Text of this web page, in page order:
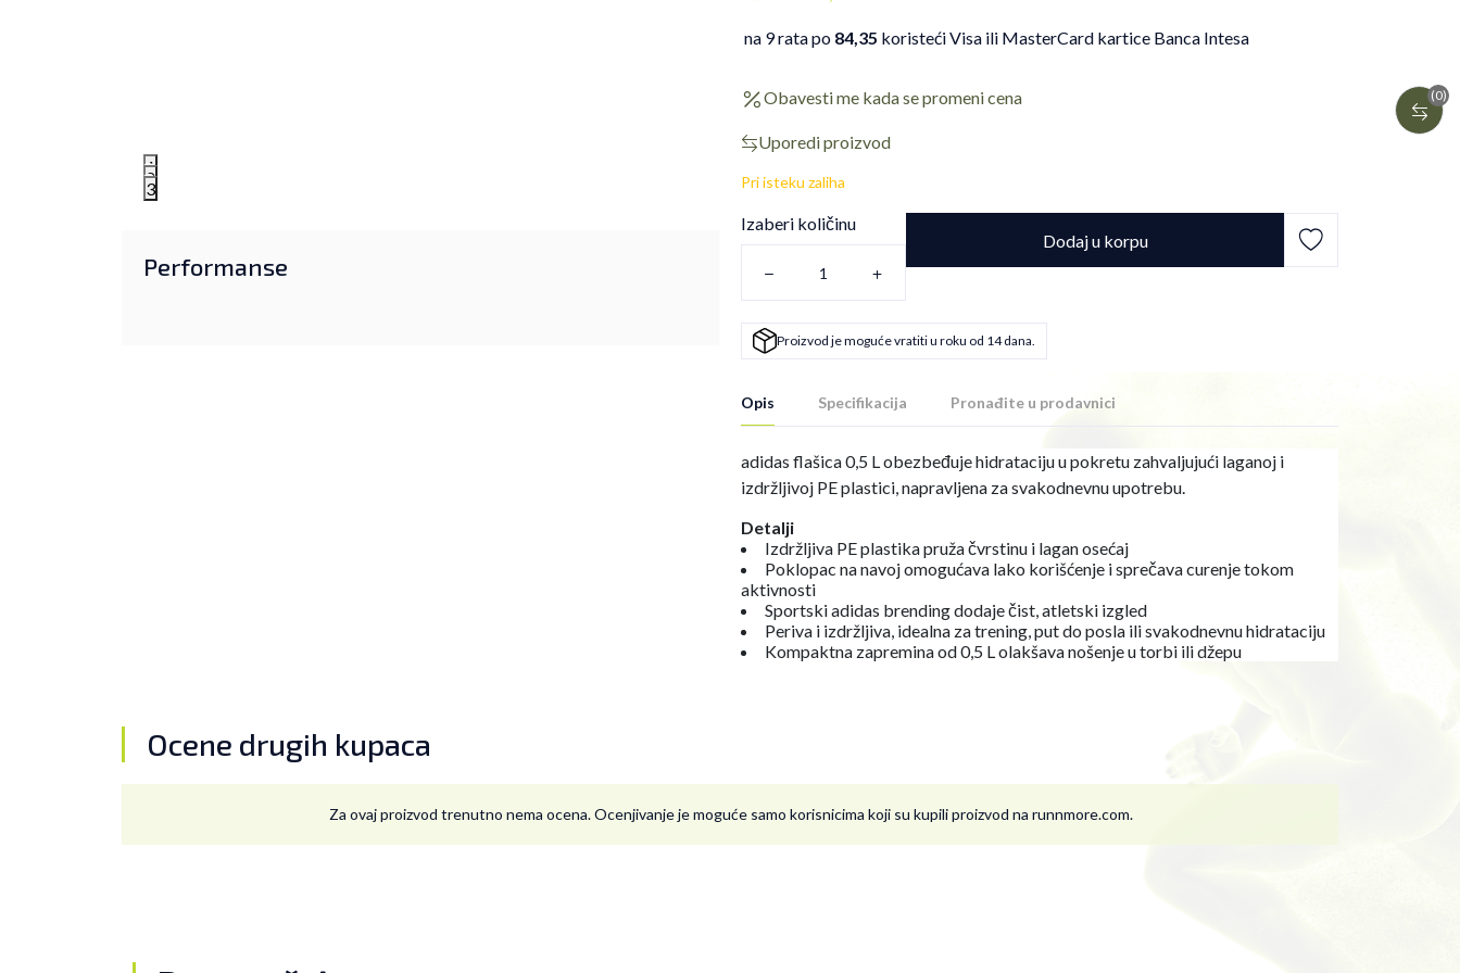
(0)
1
2
3
Performanse
na 9 rata po 84,35 koristeći Visa ili MasterCard kartice Banca Intesa
Obavesti me kada se promeni cena
Uporedi proizvod
Pri isteku zaliha
Izaberi količinu
Dodaj u korpu
Proizvod je moguće vratiti u roku od 14 dana.
Opis Specifikacija Pronađite u prodavnici
adidas flašica 0,5 L obezbeđuje hidrataciju u pokretu zahvaljujući laganoj i
izdržljivoj PE plastici, napravljena za svakodnevnu upotrebu.
Detalji
Izdržljiva PE plastika pruža čvrstinu i lagan osećaj
Poklopac na navoj omogućava lako korišćenje i sprečava curenje tokom
aktivnosti
Sportski adidas brending dodaje čist, atletski izgled
Periva i izdržljiva, idealna za trening, put do posla ili svakodnevnu hidrataciju
Kompaktna zapremina od 0,5 L olakšava nošenje u torbi ili džepu
Ocene drugih kupaca
Za ovaj proizvod trenutno nema ocena. Ocenjivanje je moguće samo korisnicima koji su kupili proizvod na runnmore.com.